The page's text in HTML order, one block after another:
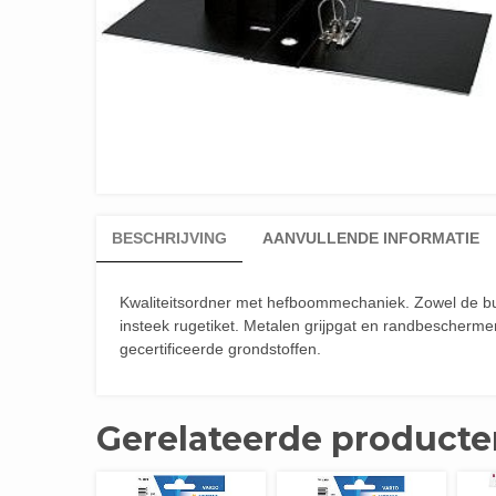
BESCHRIJVING AANVULLENDE INFORMATIE
Kwaliteitsordner met hefboommechaniek. Zowel de
insteek rugetiket. Metalen grijpgat en
gecertificeerde grondstoffen.
Gerelateerde